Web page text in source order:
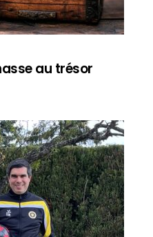
au trésor